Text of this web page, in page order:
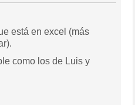
está en excel (más
como los de Luis y